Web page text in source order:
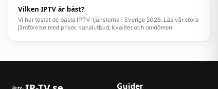
Vilken IPTV är bäst?
Vi har testat de bästa IPTV-tjänsterna i Sverige 2026. Läs vår stora
jämförelse med priser, kanalutbud, kvalitet och omdömen.
Guider